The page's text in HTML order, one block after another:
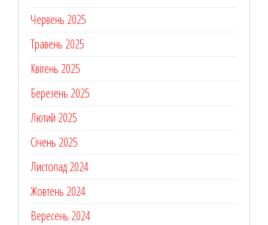
Червень 2025
Травень 2025
Квітень 2025
Березень 2025
Лютий 2025
Січень 2025
Листопад 2024
Жовтень 2024
Вересень 2024